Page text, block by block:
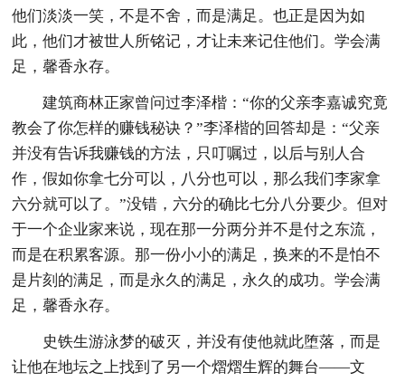
他们淡淡一笑，不是不舍，而是满足。也正是因为如
此，他们才被世人所铭记，才让未来记住他们。学会满
足，馨香永存。
建筑商林正家曾问过李泽楷：“你的父亲李嘉诚究竟
教会了你怎样的赚钱秘诀？”李泽楷的回答却是：“父亲
并没有告诉我赚钱的方法，只叮嘱过，以后与别人合
作，假如你拿七分可以，八分也可以，那么我们李家拿
六分就可以了。”没错，六分的确比七分八分要少。但对
于一个企业家来说，现在那一分两分并不是付之东流，
而是在积累客源。那一份小小的满足，换来的不是怕不
是片刻的满足，而是永久的满足，永久的成功。学会满
足，馨香永存。
史铁生游泳梦的破灭，并没有使他就此堕落，而是
让他在地坛之上找到了另一个熠熠生辉的舞台――文